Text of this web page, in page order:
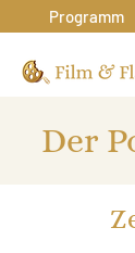
Programm
Der